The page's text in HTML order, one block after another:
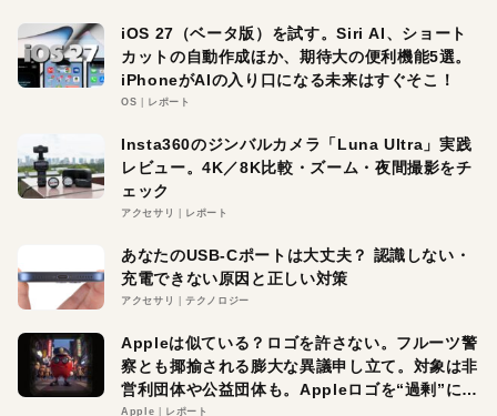
iOS 27（ベータ版）を試す。Siri AI、ショート
カットの自動作成ほか、期待大の便利機能5選。
iPhoneがAIの入り口になる未来はすぐそこ！
OS レポート
Insta360のジンバルカメラ「Luna Ultra」実践
レビュー。4K／8K比較・ズーム・夜間撮影をチ
ェック
アクセサリ レポート
あなたのUSB-Cポートは大丈夫？ 認識しない・
充電できない原因と正しい対策
アクセサリ テクノロジー
Appleは似ている？ロゴを許さない。フルーツ警
察とも揶揄される膨大な異議申し立て。対象は非
営利団体や公益団体も。Appleロゴを“過剰”に守
る理由とは
Apple レポート